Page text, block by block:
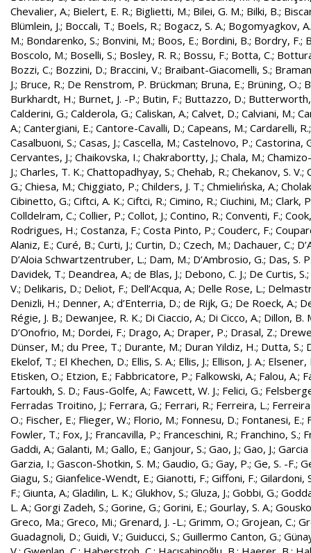
Chevalier, A.; Bielert, E. R.; Biglietti, M.; Bilei, G. M.; Bilki, B.;
Blümlein, J.; Boccali, T.; Boels, R.; Bogacz, S. A.; Bogomyagkov, A.
M.; Bondarenko, S.; Bonvini, M.; Boos, E.; Bordini, B.; Bordry, F.;
Boscolo, M.; Boselli, S.; Bosley, R. R.; Bossu, F.; Botta, C.;
Bozzi, C.; Bozzini, D.; Braccini, V.; Braibant-Giacomelli, S.;
J.; Bruce, R.; De Renstrom, P. Brückman; Bruna, E.; Brüning, O.;
Burkhardt, H.; Burnet, J. -P.; Butin, F.; Buttazzo, D.;
Calderini, G.; Calderola, G.; Caliskan, A.; Calvet, D.; Calviani, M.;
A.; Cantergiani, E.; Cantore-Cavalli, D.; Capeans, M.; Cardarelli, R.
Casalbuoni, S.; Casas, J.; Cascella, M.; Castelnovo, P.; Castorina,
Cervantes, J.; Chaikovska, I.; Chakrabortty, J.; Chala, M.;
J.; Charles, T. K.; Chattopadhyay, S.; Chehab, R.; Chekanov, S. V.;
G.; Chiesa, M.; Chiggiato, P.; Childers, J. T.; Chmielińska, A.;
Cibinetto, G.; Ciftci, A. K.; Ciftci, R.; Cimino, R.; Ciuchini, M.; Clark,
Colldelram, C.; Collier, P.; Collot, J.; Contino, R.; Conventi, F.;
Rodrigues, H.; Costanza, F.; Costa Pinto, P.; Couderc, F.;
Alaniz, E.; Curé, B.; Curti, J.; Curtin, D.; Czech, M.; Dachauer, C.;
D’Aloia Schwartzentruber, L.; Dam, M.; D’Ambrosio, G.; Das, S.
Davidek, T.; Deandrea, A.; de Blas, J.; Debono, C. J.; De Curtis, S.;
V.; Delikaris, D.; Deliot, F.; Dell’Acqua, A.; Delle Rose, L.;
Denizli, H.; Denner, A.; d’Enterria, D.; de Rijk, G.; De Roeck, A.;
Régie, J. B.; Dewanjee, R. K.; Di Ciaccio, A.; Di Cicco, A.; Dillon, B.
D’Onofrio, M.; Dordei, F.; Drago, A.; Draper, P.; Drasal, Z.;
Dünser, M.; du Pree, T.; Durante, M.; Duran Yildiz, H.; Dutta, S.;
Ekelof, T.; El Khechen, D.; Ellis, S. A.; Ellis, J.; Ellison, J. A.; Elsener,
Etisken, O.; Etzion, E.; Fabbricatore, P.; Falkowski, A.; Falou, A.;
Fartoukh, S. D.; Faus-Golfe, A.; Fawcett, W. J.; Felici, G.;
Ferradas Troitino, J.; Ferrara, G.; Ferrari, R.; Ferreira, L.;
O.; Fischer, E.; Flieger, W.; Florio, M.; Fonnesu, D.; Fontanesi, E.;
Fowler, T.; Fox, J.; Francavilla, P.; Franceschini, R.; Franchino, S.;
Gaddi, A.; Galanti, M.; Gallo, E.; Ganjour, S.; Gao, J.; Gao, J.; Garcia
Garzia, I.; Gascon-Shotkin, S. M.; Gaudio, G.; Gay, P.; Ge, S. -F.;
Giagu, S.; Gianfelice-Wendt, E.; Gianotti, F.; Giffoni, F.; Gilardoni,
F.; Giunta, A.; Gladilin, L. K.; Glukhov, S.; Gluza, J.; Gobbi, G.;
L. A.; Gorgi Zadeh, S.; Gorine, G.; Gorini, E.; Gourlay, S. A.;
Greco, Ma.; Greco, Mi.; Grenard, J. -L.; Grimm, O.; Grojean, C.;
Guadagnoli, D.; Guidi, V.; Guiducci, S.; Guillermo Canton, G.;